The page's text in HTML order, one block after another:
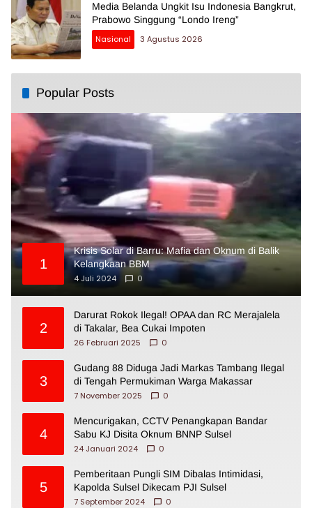
Media Belanda Ungkit Isu Indonesia Bangkrut,
Prabowo Singgung “Londo Ireng”
Nasional
3 Agustus 2026
Popular Posts
1
Krisis Solar di Barru: Mafia dan Oknum di Balik
Kelangkaan BBM
4 Juli 2024
0
2
Darurat Rokok Ilegal! OPAA dan RC Merajalela
di Takalar, Bea Cukai Impoten
26 Februari 2025
0
3
Gudang 88 Diduga Jadi Markas Tambang Ilegal
di Tengah Permukiman Warga Makassar
7 November 2025
0
4
Mencurigakan, CCTV Penangkapan Bandar
Sabu KJ Disita Oknum BNNP Sulsel
24 Januari 2024
0
5
Pemberitaan Pungli SIM Dibalas Intimidasi,
Kapolda Sulsel Dikecam PJI Sulsel
7 September 2024
0